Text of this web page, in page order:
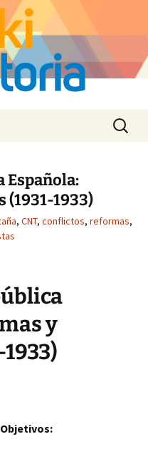
Buscar:
Española:
(1931-1933)
, CNT, conflictos, reformas,
y
Objetivos: